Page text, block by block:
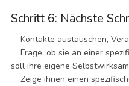
Schritt 6: Nächste
Kontakte austauschen,
Frage, ob sie an einer
soll ihre eigene
Zeige ihnen einen